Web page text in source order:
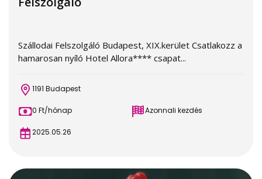
Szállodai Felszolgáló Budapest, XIX.kerület Csatlakozz a
hamarosan nyíló Hotel Allora**** csapat...
1191 Budapest
0 Ft/hónap Azonnali kezdés
2025.05.26